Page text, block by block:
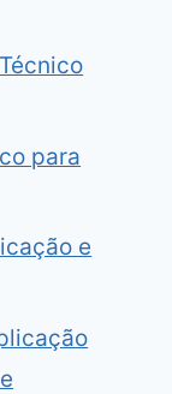
para
e